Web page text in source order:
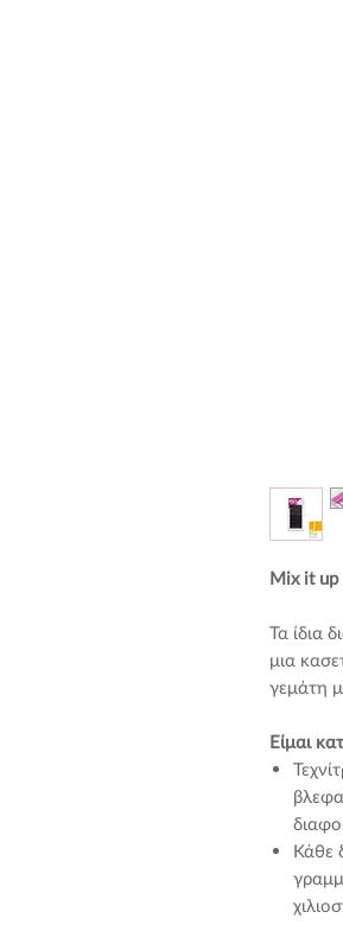
Mix it up
Τα ίδια
μια
γεμάτη
Είμαι
Κάθε